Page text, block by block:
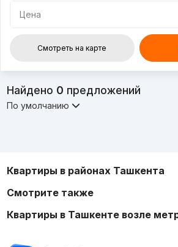
Цена
Смотреть на карте
Найдено 0 предложений
По умолчанию
Квартиры в районах Ташкента
Смотрите также
Квартиры в Ташкенте возле